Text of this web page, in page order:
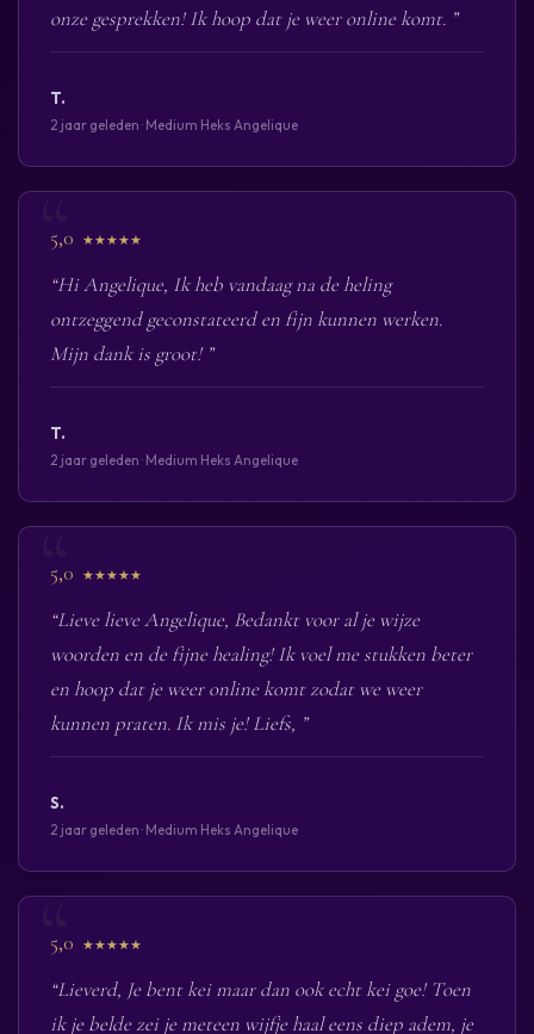
onze gesprekken! Ik hoop dat je weer online komt. ”
T.
2 jaar geleden · Medium Heks Angelique
5,0 ★★★★★
“Hi Angelique, Ik heb vandaag na de heling
ontzeggend geconstateerd en fijn kunnen werken.
Mijn dank is groot! ”
T.
2 jaar geleden · Medium Heks Angelique
5,0 ★★★★★
“Lieve lieve Angelique, Bedankt voor al je wijze
woorden en de fijne healing! Ik voel me stukken beter
en hoop dat je weer online komt zodat we weer
kunnen praten. Ik mis je! Liefs, ”
S.
2 jaar geleden · Medium Heks Angelique
5,0 ★★★★★
“Lieverd, Je bent kei maar dan ook echt kei goe! Toen
ik je belde zei je meteen wijfje haal eens diep adem, je